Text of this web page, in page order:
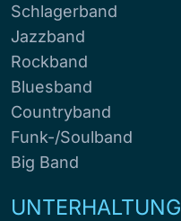
Schlagerband
Jazzband
Rockband
Bluesband
Countryband
Funk-/Soulband
Big Band
UNTERHALTUNG